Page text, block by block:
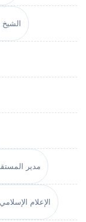
مدير
الإعلام